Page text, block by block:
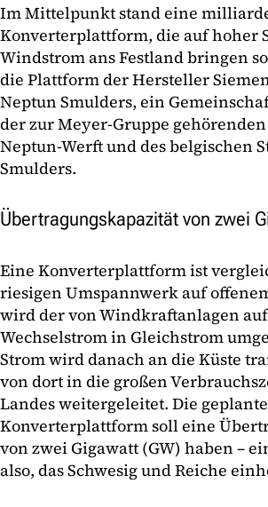
Im Mittelpunkt stand eine
Konverterplattform, die auf hoher
Windstrom ans Festland bringen
die Plattform der Hersteller
Neptun Smulders, ein
der zur Meyer-Gruppe
Neptun-Werft und des belgischen
Smulders.
Übertragungskapazität von zwei
Eine Konverterplattform ist
riesigen Umspannwerk auf
wird der von Windkraftanlagen
Wechselstrom in Gleichstrom
Strom wird danach an die Küste
von dort in die großen
Landes weitergeleitet. Die geplante
Konverterplattform soll eine
von zwei Gigawatt (GW) haben –
also, das Schwesig und Reiche